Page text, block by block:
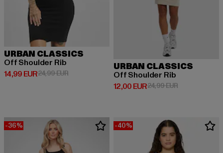
URBAN CLASSICS
Off Shoulder Rib
14,99 EUR
Derzeitiger Preis: 14,99 EUR
24,99 EURAktionspreis: 24,99 EUR
URBAN CLASSICS
Off Shoulder Rib
12,00 EUR
Derzeitiger Preis: 12,00 EUR
24,99 EURAktionspreis:
-36% -40%